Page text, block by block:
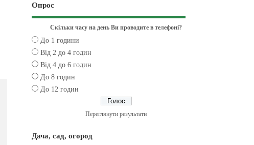
Опрос
Скільки часу на день Ви проводите в телефоні?
До 1 години
Від 2 до 4 годин
Від 4 до 6 годин
До 8 годин
До 12 годин
Переглянути результати
Дача, сад, огород